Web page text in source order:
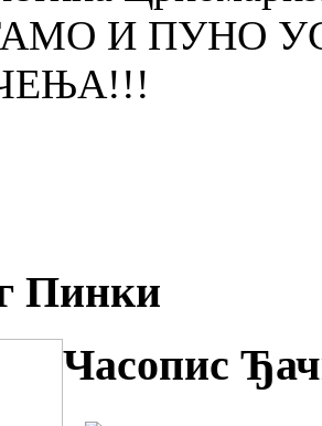
И ПУНО
Пинки
Часопис